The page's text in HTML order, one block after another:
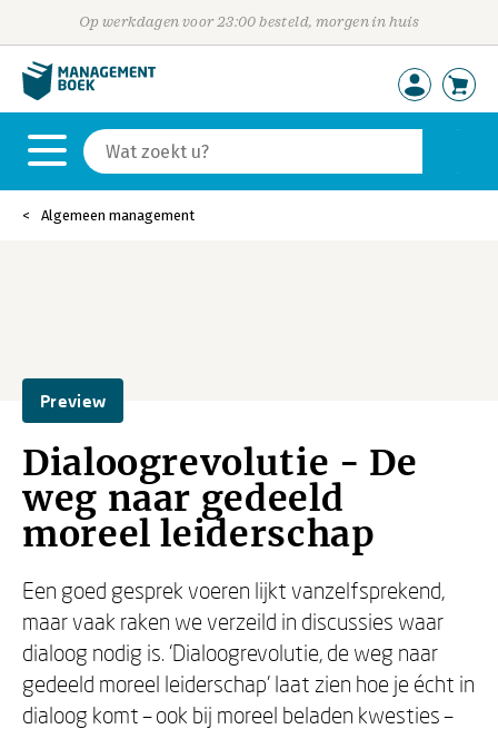
Op werkdagen voor 23:00 besteld, morgen in huis
Algemeen management
Preview
Dialoogrevolutie - De
weg naar gedeeld
moreel leiderschap
Een goed gesprek voeren lijkt vanzelfsprekend,
maar vaak raken we verzeild in discussies waar
dialoog nodig is. ‘Dialoogrevolutie, de weg naar
gedeeld moreel leiderschap’ laat zien hoe je écht in
dialoog komt – ook bij moreel beladen kwesties –